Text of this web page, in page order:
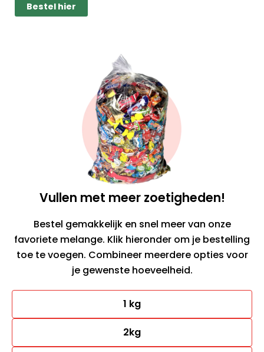
Bestel hier
Vullen met meer zoetigheden!
Bestel gemakkelijk en snel meer van onze
favoriete melange. Klik hieronder om je bestelling
toe te voegen. Combineer meerdere opties voor
je gewenste hoeveelheid.
1 kg
2kg